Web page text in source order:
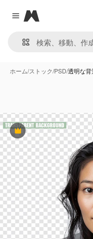
Close menu
Magnific
ホーム/ストック/PSD/透明な
Premium